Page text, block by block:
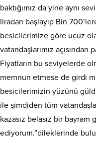
baktığımız da yine aynı
liradan başlayıp Bin
besicilerimize göre ucuz
vatandaşlarımız açısından
Fiyatların bu seviyelerde
memnun etmese de girdi
besicilerimizin yüzünü
ile şimdiden tüm
kazasız belasız bir
ediyorum.”dileklerinde